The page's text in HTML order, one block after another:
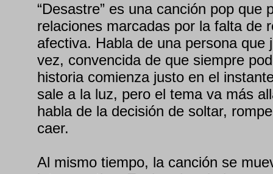
“Desastre” es una canción pop que
relaciones marcadas por la falta de
afectiva. Habla de una persona que
vez, convencida de que siempre
historia comienza justo en el
sale a la luz, pero el tema va más
habla de la decisión de soltar,
caer.
Al mismo tiempo, la canción se